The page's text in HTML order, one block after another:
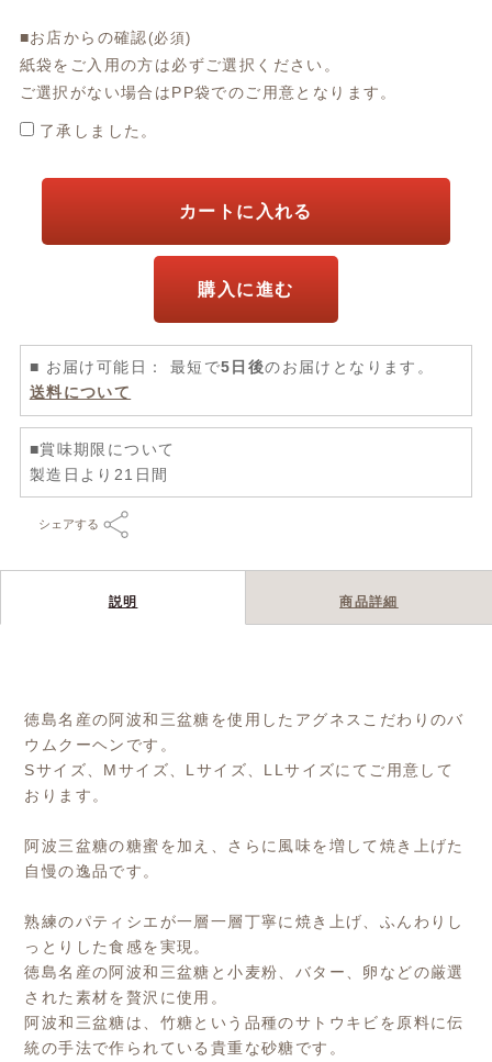
■お店からの確認(必須)
紙袋をご入用の方は必ずご選択ください。
ご選択がない場合はPP袋でのご用意となります。
了承しました。
カートに入れる
購入に進む
■ お届け可能日： 最短で5日後のお届けとなります。
送料について
■賞味期限について
製造日より21日間
シェアする
説明 商品詳細
徳島名産の阿波和三盆糖を使用したアグネスこだわりのバ
ウムクーヘンです。
Sサイズ、Mサイズ、Lサイズ、LLサイズにてご用意して
おります。
阿波三盆糖の糖蜜を加え、さらに風味を増して焼き上げた
自慢の逸品です。
熟練のパティシエが一層一層丁寧に焼き上げ、ふんわりし
っとりした食感を実現。
徳島名産の阿波和三盆糖と小麦粉、バター、卵などの厳選
された素材を贅沢に使用。
阿波和三盆糖は、竹糖という品種のサトウキビを原料に伝
統の手法で作られている貴重な砂糖です。